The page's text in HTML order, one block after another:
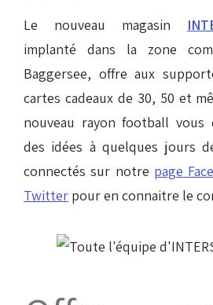
Le nouveau magasin
implanté dans la zone
Baggersee, offre aux
cartes cadeaux de 30, 50 et
nouveau rayon football
des idées à quelques jours
connectés sur notre page
Twitter pour en connaitre le